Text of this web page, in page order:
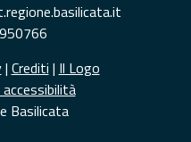
| Crediti | Il Logo
Basilicata